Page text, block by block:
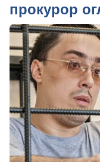
прокурор